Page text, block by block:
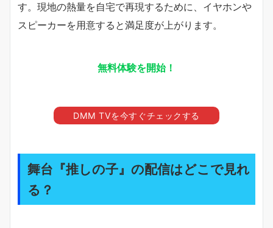
す。現地の熱量を自宅で再現するために、イヤホンや
スピーカーを用意すると満足度が上がります。
無料体験を開始！
DMM TVを今すぐチェックする
舞台『推しの子』の配信はどこで見れ
る？